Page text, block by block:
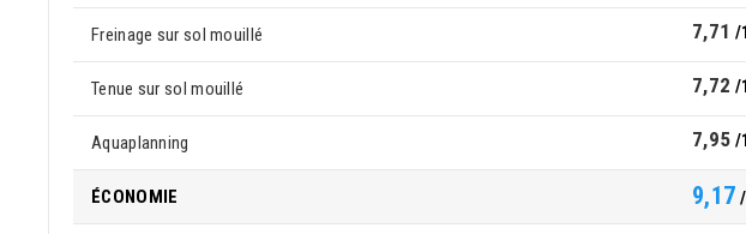
Freinage sur sol mouillé 7,71 /
Tenue sur sol mouillé 7,72 /
Aquaplanning 7,95 /
ÉCONOMIE 9,17